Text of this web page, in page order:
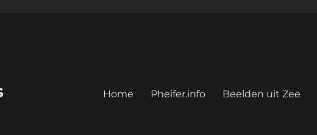
Home Pheifer.info Beelden uit Zee